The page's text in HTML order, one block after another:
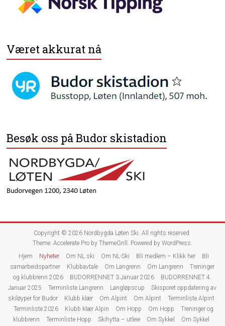
Været akkurat nå
Besøk oss på Budor skistadion
Copyright © 2026 Nordbygda Løten Ski. All rights reserved.
Theme: Accelerate Proby ThemeGrill. Powered by WordPress.
Hjem
Nyheter Om NL ski Om NL-Ski Bli medlem – Klikk her
Bli
samarbeidspartner
Klubbavtale Om Langrenn Om Langrenn
Treninger
og klubbrenn 2026
BUDORRENNET 3.Januar 2026
BUDORRENNET 4.
Januar 2025
Terminliste Langrenn Langløpscup
Skisporet oppdatering av
skiløyper for Budor
Klubb klær Om Alpint Om Alpint
Terminliste Alpint
Terminliste 2026
Klubb klær Alpin Om Hopp Om Hopp
Treninger og
klubbrenn
Terminliste Hopp Skihytta – utleie Om Sykkel Om Sykkel